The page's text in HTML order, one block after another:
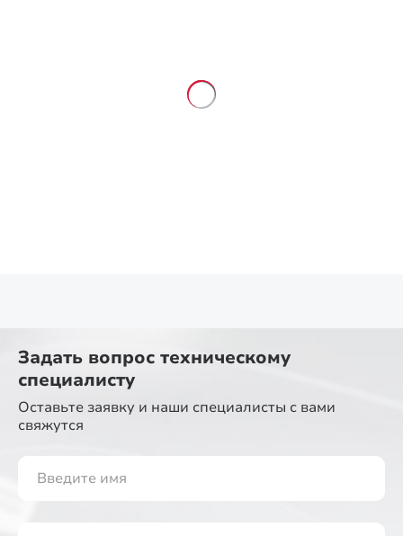
Задать вопрос техническому
специалисту
Оставьте заявку и наши специалисты с вами
свяжутся